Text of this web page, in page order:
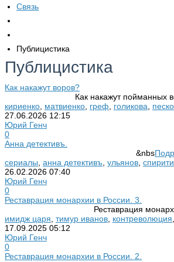
Связь
Публицистика
Публицистика
Как накажут воров?
Как накажут пойманных
кириенко матвиенко греф голикова
27.06.2026 12:15
Юрий Генч
0
Анна детективъ.
&nbs
сериалы анна детективъ ульянов
26.02.2026 07:40
Юрий Генч
0
Реставрация монархии в России. 3.
Реставрация монархии в
имидж царя тимур иванов контреволюция
17.09.2025 05:12
Юрий Генч
0
Реставрация монархии в России. 2.